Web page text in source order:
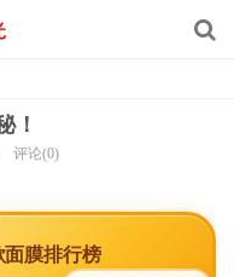
！
评论(0)
面膜排行榜